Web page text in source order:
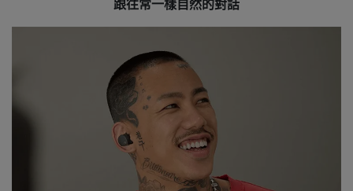
跟往常一樣自然的對話